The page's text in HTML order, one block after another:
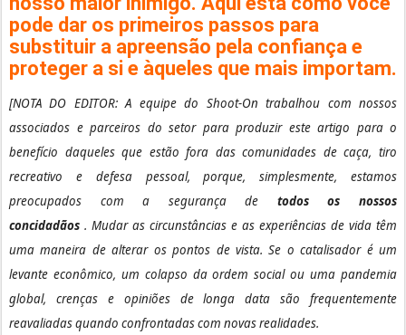
pode dar os primeiros passos para
substituir a apreensão pela confiança e
proteger a si e àqueles que mais importam.
[NOTA DO EDITOR: A equipe do Shoot-On trabalhou com nossos
associados e parceiros do setor para produzir este artigo para o
benefício daqueles que estão fora das comunidades de caça, tiro
recreativo e defesa pessoal, porque, simplesmente, estamos
preocupados com a segurança de todos os nossos
concidadãos . Mudar as circunstâncias e as experiências de vida têm
uma maneira de alterar os pontos de vista.Se o catalisador é um
levante econômico, um colapso da ordem social ou uma pandemia
global, crenças e opiniões de longa data são frequentemente
reavaliadas quando confrontadas com novas realidades.